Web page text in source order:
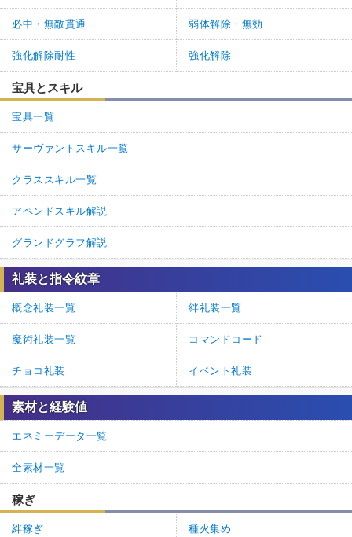
必中・無敵貫通 弱体解除・無効
強化解除耐性 強化解除
宝具とスキル
宝具一覧
サーヴァントスキル一覧
クラススキル一覧
アペンドスキル解説
グランドグラフ解説
礼装と指令紋章
概念礼装一覧 絆礼装一覧
魔術礼装一覧 コマンドコード
チョコ礼装 イベント礼装
素材と経験値
エネミーデータ一覧
全素材一覧
稼ぎ
絆稼ぎ 種火集め